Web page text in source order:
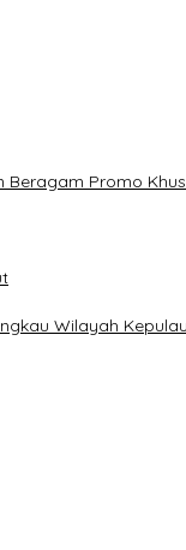
Beragam Promo
Wilayah